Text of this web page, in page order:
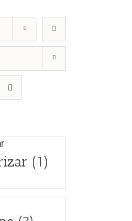
(1)